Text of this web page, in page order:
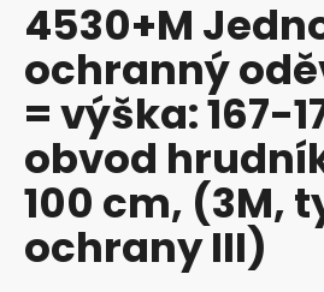
produktu
je
z
5
hvězdiček.
4530+M
ochranný
= výška: 167-
obvod
100 cm, (3M,
ochrany III)
a
j
í
t
?
HLEDAT